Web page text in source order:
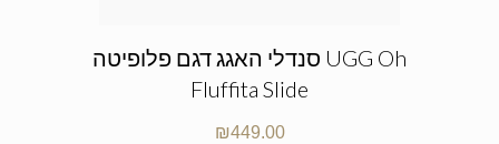
סנדלי האגג דגם פלופיטה UGG Oh
Fluffita Slide
₪449.00